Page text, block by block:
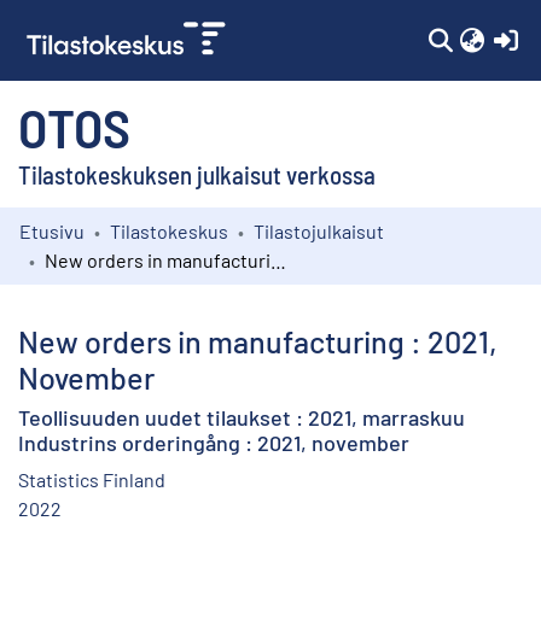
OTOS
Tilastokeskuksen julkaisut verkossa
Kokoelmat
Etusivu Tilastokeskus
Tilastojulkaisut
New orders in manufacturing : 2021,
November
Teollisuuden uudet tilaukset : 2021, marraskuu
Industrins orderingång : 2021, november
Statistics Finland
2022